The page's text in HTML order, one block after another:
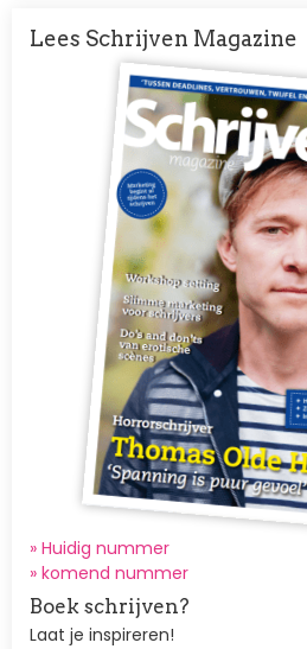
Lees Schrijven Magazine
Afbeelding
» Huidig nummer
» komend nummer
Boek schrijven?
Laat je inspireren!